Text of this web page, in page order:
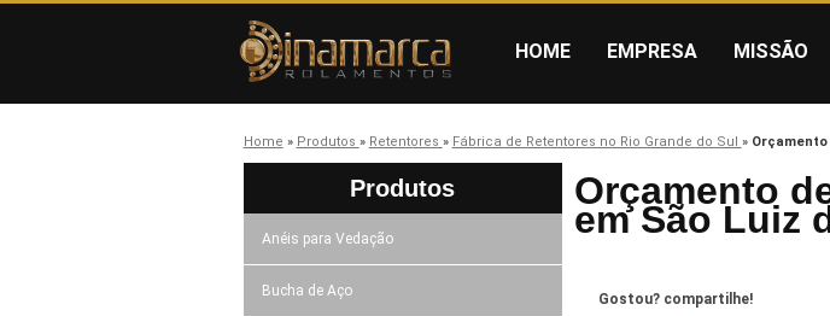
HOME EMPRESA MISSÃO
Home » Produtos » Retentores » Fábrica de Retentores no Rio Grande do Sul »
Produtos
Anéis para Vedação
Bucha de Aço
Orçamento
em São Luiz
Gostou? compartilhe!